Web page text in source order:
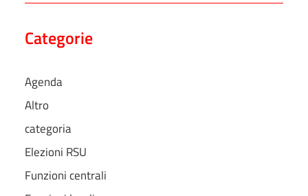
Categorie
Agenda
Altro
categoria
Elezioni RSU
Funzioni centrali